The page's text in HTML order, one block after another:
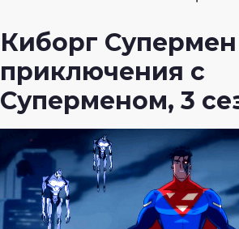
Киборг
приключения с
Суперменом, 3